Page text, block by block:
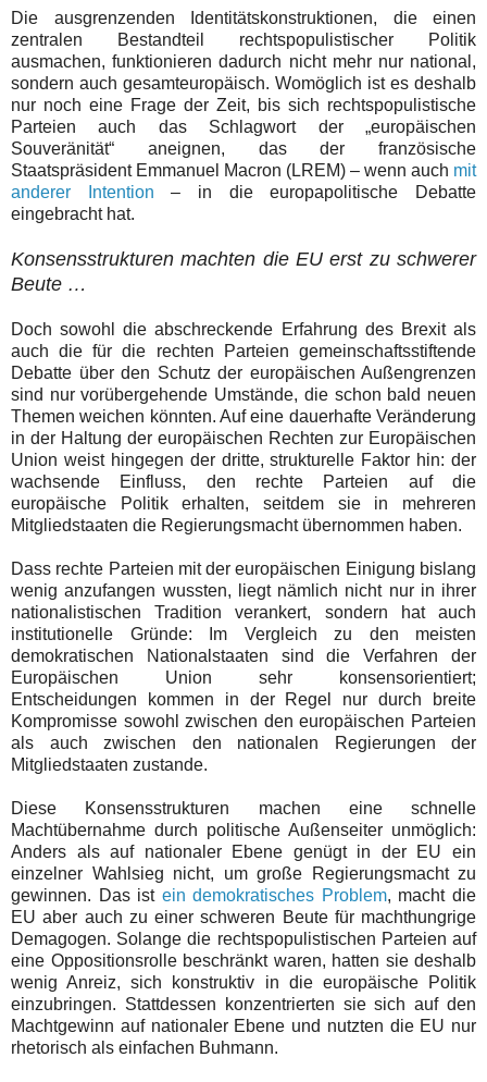
Die ausgrenzenden Identitätskonstruktionen, die einen
zentralen Bestandteil rechtspopulistischer Politik
ausmachen, funktionieren dadurch nicht mehr nur national,
sondern auch gesamteuropäisch. Womöglich ist es deshalb
nur noch eine Frage der Zeit, bis sich rechtspopulistische
Parteien auch das Schlagwort der „europäischen
Souveränität“ aneignen, das der französische
Staatspräsident Emmanuel Macron (LREM) – wenn auch mit
anderer Intention – in die europapolitische Debatte
eingebracht hat.
Konsensstrukturen machten die EU erst zu schwerer
Beute …
Doch sowohl die abschreckende Erfahrung des Brexit als
auch die für die rechten Parteien gemeinschaftsstiftende
Debatte über den Schutz der europäischen Außengrenzen
sind nur vorübergehende Umstände, die schon bald neuen
Themen weichen könnten. Auf eine dauerhafte Veränderung
in der Haltung der europäischen Rechten zur Europäischen
Union weist hingegen der dritte, strukturelle Faktor hin: der
wachsende Einfluss, den rechte Parteien auf die
europäische Politik erhalten, seitdem sie in mehreren
Mitgliedstaaten die Regierungsmacht übernommen haben.
Dass rechte Parteien mit der europäischen Einigung bislang
wenig anzufangen wussten, liegt nämlich nicht nur in ihrer
nationalistischen Tradition verankert, sondern hat auch
institutionelle Gründe: Im Vergleich zu den meisten
demokratischen Nationalstaaten sind die Verfahren der
Europäischen Union sehr konsensorientiert;
Entscheidungen kommen in der Regel nur durch breite
Kompromisse sowohl zwischen den europäischen Parteien
als auch zwischen den nationalen Regierungen der
Mitgliedstaaten zustande.
Diese Konsensstrukturen machen eine schnelle
Machtübernahme durch politische Außenseiter unmöglich:
Anders als auf nationaler Ebene genügt in der EU ein
einzelner Wahlsieg nicht, um große Regierungsmacht zu
gewinnen. Das ist ein demokratisches Problem, macht die
EU aber auch zu einer schweren Beute für machthungrige
Demagogen. Solange die rechtspopulistischen Parteien auf
eine Oppositionsrolle beschränkt waren, hatten sie deshalb
wenig Anreiz, sich konstruktiv in die europäische Politik
einzubringen. Stattdessen konzentrierten sie sich auf den
Machtgewinn auf nationaler Ebene und nutzten die EU nur
rhetorisch als einfachen Buhmann.